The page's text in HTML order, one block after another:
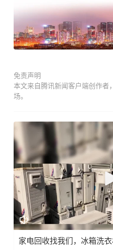
免责声明
本文来自腾讯新闻客户端创作者
场。
家电回收找我们，冰箱洗